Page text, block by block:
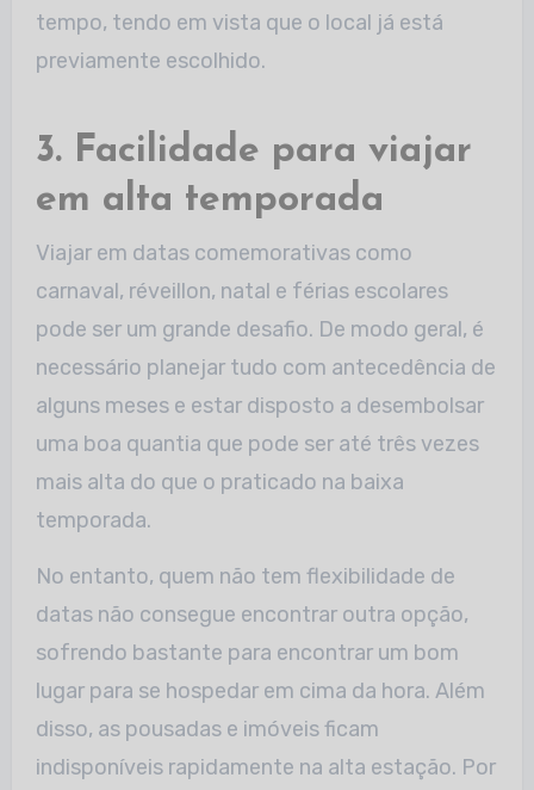
tempo, tendo em vista que o local já está
previamente escolhido.
3. Facilidade para viajar
em alta temporada
Viajar em datas comemorativas como
carnaval, réveillon, natal e férias escolares
pode ser um grande desafio. De modo geral, é
necessário planejar tudo com antecedência de
alguns meses e estar disposto a desembolsar
uma boa quantia que pode ser até três vezes
mais alta do que o praticado na baixa
temporada.
No entanto, quem não tem flexibilidade de
datas não consegue encontrar outra opção,
sofrendo bastante para encontrar um bom
lugar para se hospedar em cima da hora. Além
disso, as pousadas e imóveis ficam
indisponíveis rapidamente na alta estação. Por